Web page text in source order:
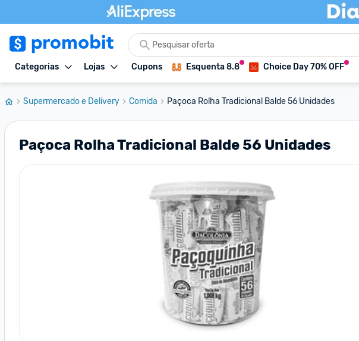
Categorias Lojas Cupons Esquenta 8.8 Choice Day 70% OFF
Supermercado e Delivery Comida Paçoca Rolha Tradicional Balde 56 Unidades
Paçoca Rolha Tradicional Balde 56 Unidades